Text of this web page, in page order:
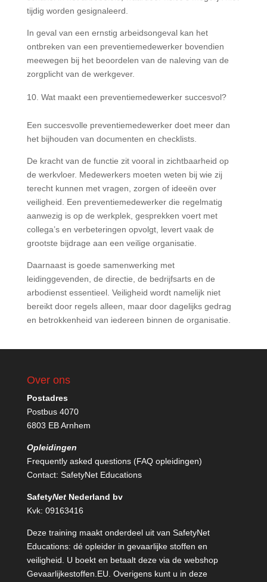
tijdig worden gesignaleerd.
In geval van een ernstig arbeidsongeval kan het
ontbreken van een preventiemedewerker bovendien
meewegen bij het beoordelen van de naleving van de
zorgplicht van de werkgever.
Wat maakt een preventiemedewerker succesvol?
Een succesvolle preventiemedewerker doet meer dan
het bijhouden van documenten en checklists.
De kracht van de functie zit vooral in zichtbaarheid op
de werkvloer. Medewerkers moeten weten bij wie zij
terecht kunnen met vragen, zorgen of ideeën over
veiligheid. Een preventiemedewerker die regelmatig
aanwezig is op de werkplek, gesprekken voert met
collega’s en verbeteringen opvolgt, levert vaak de
grootste bijdrage aan een veilige organisatie.
Daarnaast is goede samenwerking met
leidinggevenden, de directie, de bedrijfsarts en de
arbodienst essentieel. Veiligheid wordt namelijk niet
bereikt door regels alleen, maar door dagelijks gedrag
en betrokkenheid van iedereen binnen de organisatie.
Over ons
Postadres
Postbus 4070
6803 EB Arnhem
Opleidingen
Frequently asked questions (FAQ opleidingen)
Contact: SafetyNet Educations
SafetyNetNederland bv
Kvk: 09163416
Deze training maakt onderdeel uit van SafetyNet
Educations: dé opleider in gevaarlijke stoffen en
veiligheid. U boekt en betaalt deze via de webshop
Gevaarlijkestoffen.EU . Overigens kunt u in deze